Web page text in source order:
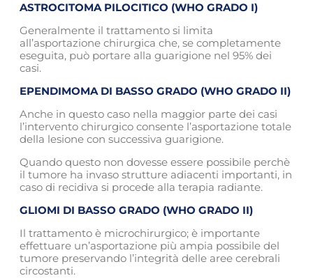
ASTROCITOMA PILOCITICO (WHO GRADO I)
Generalmente il trattamento si limita
all’asportazione chirurgica che, se completamente
eseguita, può portare alla guarigione nel 95% dei
casi.
EPENDIMOMA DI BASSO GRADO (WHO GRADO II)
Anche in questo caso nella maggior parte dei casi
l’intervento chirurgico consente l’asportazione totale
della lesione con successiva guarigione.
Quando questo non dovesse essere possibile perchè
il tumore ha invaso strutture adiacenti importanti, in
caso di recidiva si procede alla terapia radiante.
GLIOMI DI BASSO GRADO (WHO GRADO II)
Il trattamento è microchirurgico; è importante
effettuare un’asportazione più ampia possibile del
tumore preservando l’integrità delle aree cerebrali
circostanti.